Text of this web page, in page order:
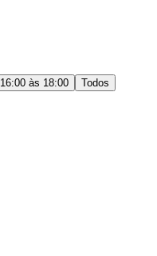
16:00 às 18:00
Todos